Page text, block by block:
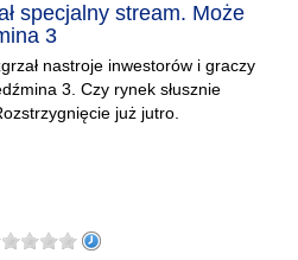
specjalny stream. Może
3
nastroje inwestorów i graczy
3. Czy rynek słusznie
już jutro.